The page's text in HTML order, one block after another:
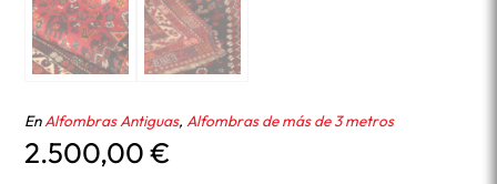
EnAlfombras Antiguas,Alfombras de más de 3 metros
2.500,00€